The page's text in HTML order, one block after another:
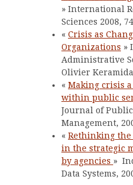
» International
Sciences 2008,
« Crisis as
Organizations »
Administrative
Olivier
« Making crisis
within public
Journal of
Management,
« Rethinking the
in the strategic
by agencies »
Data Systems,